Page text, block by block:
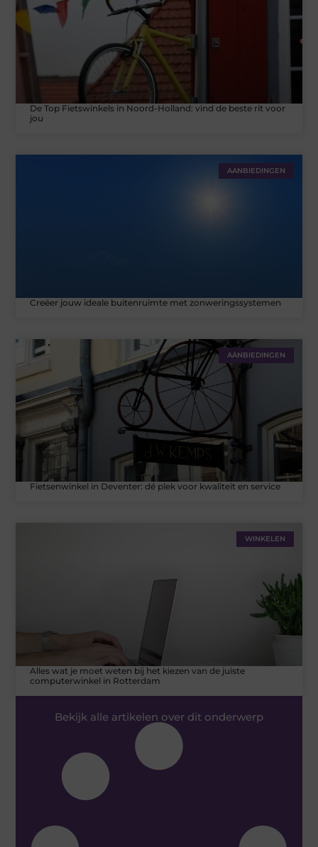
De Top Fietswinkels in Noord-Holland: vind de beste rit voor
jou
AANBIEDINGEN
Creëer jouw ideale buitenruimte met zonweringssystemen
AANBIEDINGEN
Fietsenwinkel in Deventer: dé plek voor kwaliteit en service
WINKELEN
Alles wat je moet weten bij het kiezen van de juiste
computerwinkel in Rotterdam
Bekijk alle artikelen over dit onderwerp